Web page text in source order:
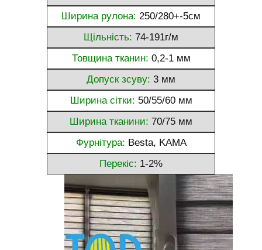
Ширина рулона: 250/280+-5см
Щільність: 74-191г/м
Товщина тканин: 0,2-1 мм
Допуск зсуву: 3 мм
Ширина сітки: 50/55/60 мм
Ширина тканини: 70/75 мм
Фурнітура: Besta, KAMA
Перекіс: 1-2%